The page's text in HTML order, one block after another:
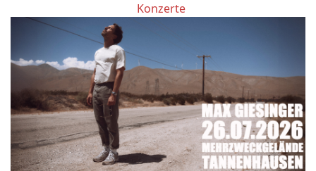
Konzerte